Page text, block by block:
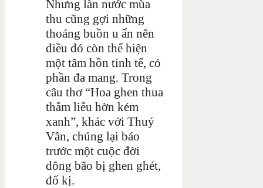
Nhưng làn nước mùa
thu cũng gợi những
thoáng buồn u ẩn nên
điều đó còn thể hiện
một tâm hồn tinh tế, có
phần đa mang. Trong
câu thơ “Hoa ghen thua
thắm liễu hờn kém
xanh”, khác với Thuý
Vân, chúng lại báo
trước một cuộc đời
dông bão bị ghen ghét,
đố kị.